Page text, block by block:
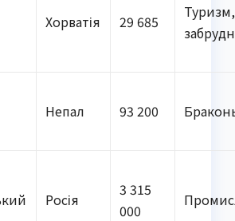
Хорватія 29 685
Туризм,
Непал 93 200
Росія
3 315
000